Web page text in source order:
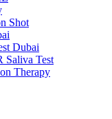
Shot
Dubai
Saliva Test
Therapy